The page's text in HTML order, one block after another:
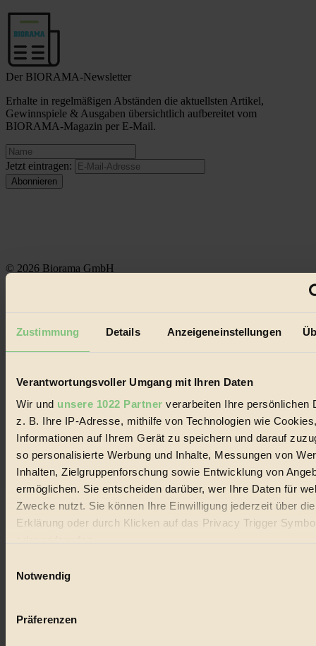
Zustimmung Details Anzeigeneinstellungen
Verantwortungsvoller Umgang mit Ihren Daten
Wir und unsere 1022 Partner verarbeiten Ihre persönlichen
z. B. Ihre IP-Adresse, mithilfe von Technologien wie
Informationen auf Ihrem Gerät zu speichern und darauf
so personalisierte Werbung und Inhalte, Messungen von
Inhalten, Zielgruppenforschung sowie Entwicklung von
ermöglichen. Sie entscheiden darüber, wer Ihre Daten für
Zwecke nutzt. Sie können Ihre Einwilligung jederzeit über
Erklärung oder durch Klicken auf das Privacy Trigger
Wenn Sie es erlauben, würden wir auch gerne:
Ihr Gerät durch aktives Scannen nach bestimmten
Notwendig
Präferenzen
Der BIORAMA-Newsletter
Erhalte in regelmäßigen Abständen die aktuellsten Artikel,
Gewinnspiele & Ausgaben übersichtlich aufbereitet vom
BIORAMA-Magazin per E-Mail.
Jetzt eintragen:
© 2026 Biorama GmbH
Biorama steht für einen nachhaltigen Lebensstil und bewussten
Lebenswandel. Es ist eine moderne Plattform für Ideen, Menschen
Handels mit Bioprodukten, des Fair-Trade sowie der Branche
Social Media
22.601 Fans auf Facebook
3.415 Follower auf Twitter
Folge uns auf Instagram
Themen
Bio
Vegan